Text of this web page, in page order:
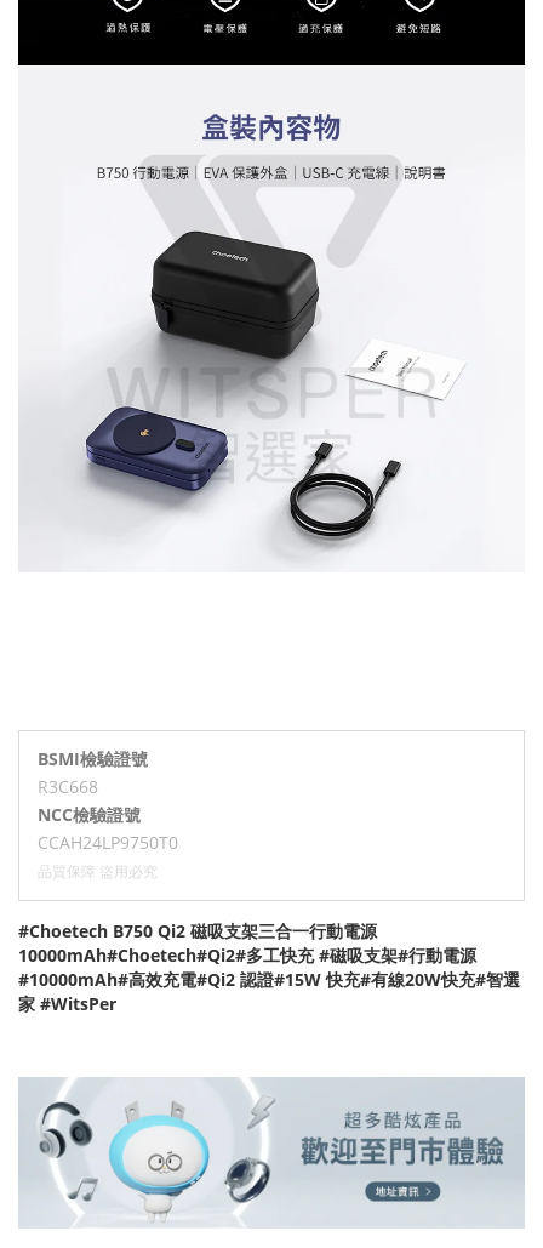
BSMI檢驗證號
R3C668
NCC檢驗證號
CCAH24LP9750T0
品質保障 盜用必究
#Choetech B750 Qi2 磁吸支架三合一行動電源
10000mAh#Choetech#Qi2#多工快充 #磁吸支架#行動電源
#10000mAh#高效充電#Qi2 認證#15W 快充#有線20W快充#智選
家 #WitsPer